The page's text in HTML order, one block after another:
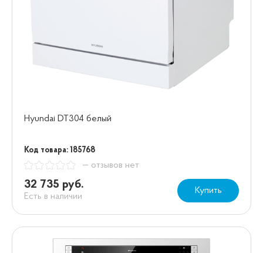
Hyundai DT304 белый
Код товара: 185768
— отзывов нет
32 735 руб.
Есть в наличии
Купить